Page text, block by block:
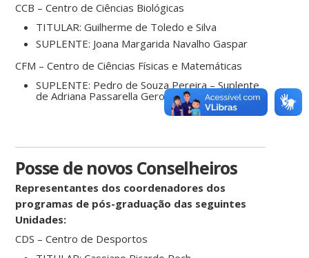
CCB – Centro de Ciências Biológicas
TITULAR: Guilherme de Toledo e Silva
SUPLENTE: Joana Margarida Navalho Gaspar
CFM – Centro de Ciências Físicas e Matemáticas
SUPLENTE: Pedro de Souza Pereira – Suplente
de Adriana Passarella Gerola
Posse de novos Conselheiros
Representantes dos coordenadores dos
programas de pós-graduação das seguintes
Unidades:
CDS – Centro de Desportos